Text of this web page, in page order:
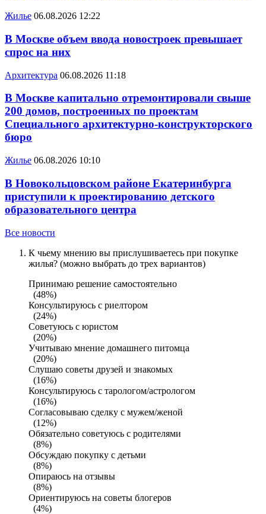
Жилье 06.08.2026 12:22
В Москве объем ввода новостроек превышает
спрос на них
Архитектура 06.08.2026 11:18
В Москве капитально отремонтировали свыше
200 домов, построенных по проектам
Специального архитектурно-конструкторского
бюро
Жилье 06.08.2026 10:10
В Новокольцовском районе Екатеринбурга
приступили к проектированию детского
образовательного центра
Все новости
К чьему мнению вы прислушиваетесь при покупке
жилья? (можно выбрать до трех вариантов)
Принимаю решение самостоятельно
(48%)
Консультируюсь с риелтором
(24%)
Советуюсь с юристом
(20%)
Учитываю мнение домашнего питомца
(20%)
Слушаю советы друзей и знакомых
(16%)
Консультируюсь с тарологом/астрологом
(16%)
Согласовываю сделку с мужем/женой
(12%)
Обязательно советуюсь с родителями
(8%)
Обсуждаю покупку с детьми
(8%)
Опираюсь на отзывы
(8%)
Ориентируюсь на советы блогеров
(4%)